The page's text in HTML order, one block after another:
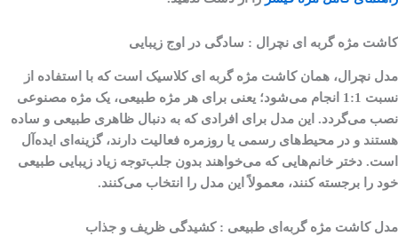
کاشت مژه گربه ‌ای نچرال : سادگی در اوج زیبایی
مدل نچرال، همان کاشت مژه گربه ای کلاسیک است که با استفاده از
نسبت 1:1 انجام می‌شود؛ یعنی برای هر مژه طبیعی، یک مژه مصنوعی
نصب می‌گردد. این مدل برای افرادی که به دنبال ظاهری طبیعی و ساده
هستند و در محیط‌های رسمی یا روزمره فعالیت دارند، گزینه‌ای ایده‌آل
است. دختر خانم‌هایی که می‌خواهند بدون جلب‌توجه زیاد زیبایی طبیعی
خود را برجسته کنند، معمولاً این مدل را انتخاب می‌کنند.
مدل کاشت مژه گربه‌ای طبیعی : کشیدگی ظریف و جذاب